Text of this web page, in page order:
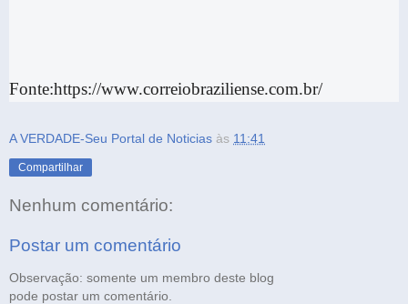
Fonte:https://www.correiobraziliense.com.br/
A VERDADE-Seu Portal de Noticias às 11:41
Compartilhar
Nenhum comentário:
Postar um comentário
Observação: somente um membro deste blog
pode postar um comentário.